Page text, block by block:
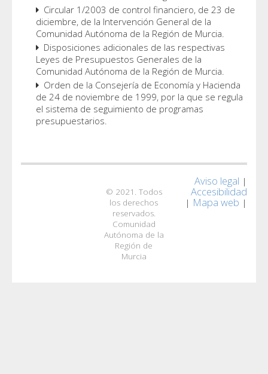
Circular 1/2003 de control financiero, de 23 de
diciembre, de la Intervención General de la
Comunidad Autónoma de la Región de Murcia.
Disposiciones adicionales de las respectivas
Leyes de Presupuestos Generales de la
Comunidad Autónoma de la Región de Murcia.
Orden de la Consejería de Economía y Hacienda
de 24 de noviembre de 1999, por la que se regula
el sistema de seguimiento de programas
presupuestarios.
© 2021. Todos
los derechos
reservados.
Comunidad
Autónoma de la
Región de
Murcia
Aviso legal |
Accesibilidad
| Mapa web |